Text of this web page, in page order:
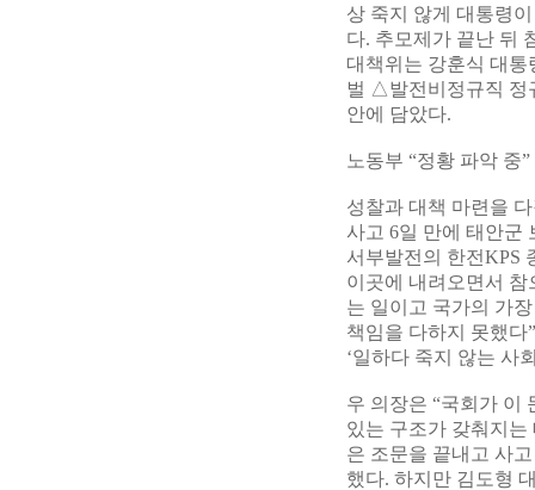
상 죽지 않게 대통령
다. 추모제가 끝난 뒤
대책위는 강훈식 대
벌 △발전비정규직 정
안에 담았다.
노동부 “정황 파악 중
성찰과 대책 마련을
사고 6일 만에 태안군
서부발전의 한전KPS
이곳에 내려오면서
는 일이고 국가의 가
책임을 다하지 못했다
‘일하다 죽지 않는 사
우 의장은 “국회가 이
있는 구조가 갖춰지는
은 조문을 끝내고 사
했다. 하지만 김도형